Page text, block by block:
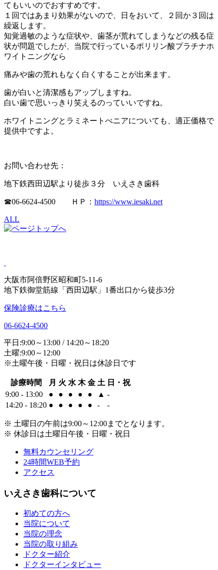
てもいいのでおすすめです。
１回ではあまり効果がないので、日をおいて、２回か３回は
繰返します。
知覚過敏のような症状や、歯茎が荒れてしまうなどの残る症
状が問題でしたが、当院で行っているポリリン酸プラチナホ
ワイトニングなら
痛みや歯の荒れもなく白くすることが出来ます。
歯が白いと清潔感もアップしますね。
白い歯で思いっきり笑えるのっていいですね。
ホワイトニングとラミネートべニアについても、適正価格で
提供中ですよ。
お問い合わせ先：
地下鉄西田辺駅より徒歩３分 いえさき歯科
☎06-6624-4500 ＨＰ： https://www.iesaki.net
ALL
大阪市阿倍野区昭和町5-11-6
地下鉄御堂筋線「西田辺駅」1番出口から徒歩3分
保険診療はこちら
06-6624-4500
平日:9:00～13:00 / 14:20～18:20
土曜:9:00～12:00
※土曜午後・日曜・祝日は休診日です
診療時間 月 火 水 木 金 土 日・祝
9:00 - 13:00
● ● ● ● ● ▲ -
14:20 - 18:20 ● ● ● ● ● - -
※ 土曜日の午前は9:00～12:00までとなります。
※ 休診日は土曜日午後・日曜・祝日
無料カウンセリング
24時間WEB予約
アクセス
いえさき歯科について
初めての方へ
当院について
当院の理念
当院の取り組み
ドクター紹介
ドクターインタビュー